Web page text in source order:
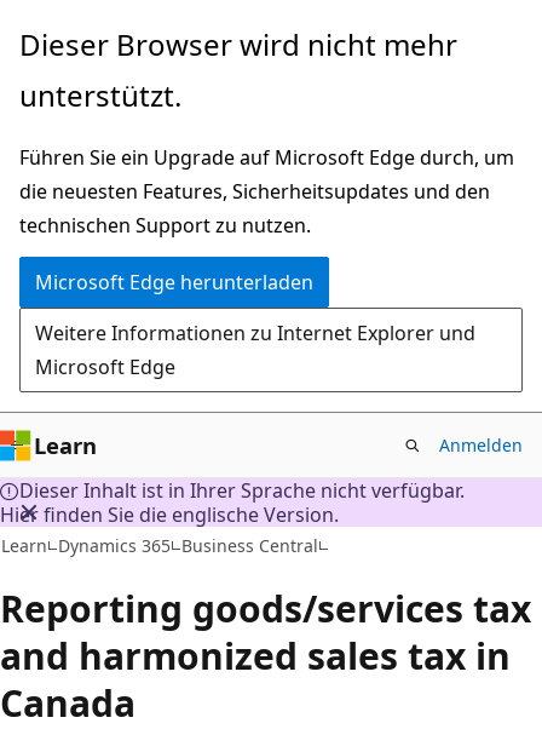
Zu
wechseln
Dieser Browser wird nicht mehr
unterstützt.
Führen Sie ein Upgrade auf Microsoft Edge durch, um
die neuesten Features, Sicherheitsupdates und den
technischen Support zu nutzen.
Microsoft Edge herunterladen
Weitere Informationen zu Internet Explorer und
Microsoft Edge
Learn Anmelden
Dieser Inhalt ist in Ihrer Sprache nicht verfügbar.
Hier finden Sie die englische Version.
Learn Dynamics 365 Business Central
Reporting goods/services tax
and harmonized sales tax in
Canada